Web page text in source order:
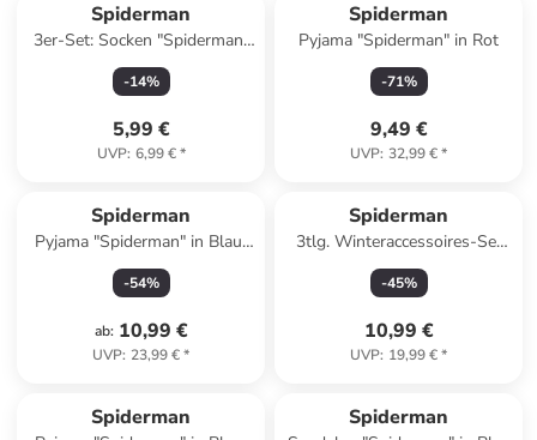
Spiderman
3er-Set: Socken "Spiderman"
in Bunt
-14%
5,99 €
UVP: 6,99 €*
Spiderman
Pyjama "Spiderman" in Rot
-71%
9,49 €
UVP: 32,99 €*
Spiderman
Pyjama "Spiderman" in Blau/
Grau
-54%
ab: 10,99 €
UVP: 23,99 €*
Spiderman
3tlg. Winteraccessoires-Set
"Spiderman" in Blau/
Dunkelblau
-45%
10,99 €
UVP: 19,99 €*
Spiderman Spiderman